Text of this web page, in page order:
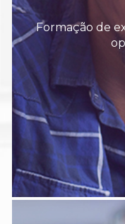
Formação de